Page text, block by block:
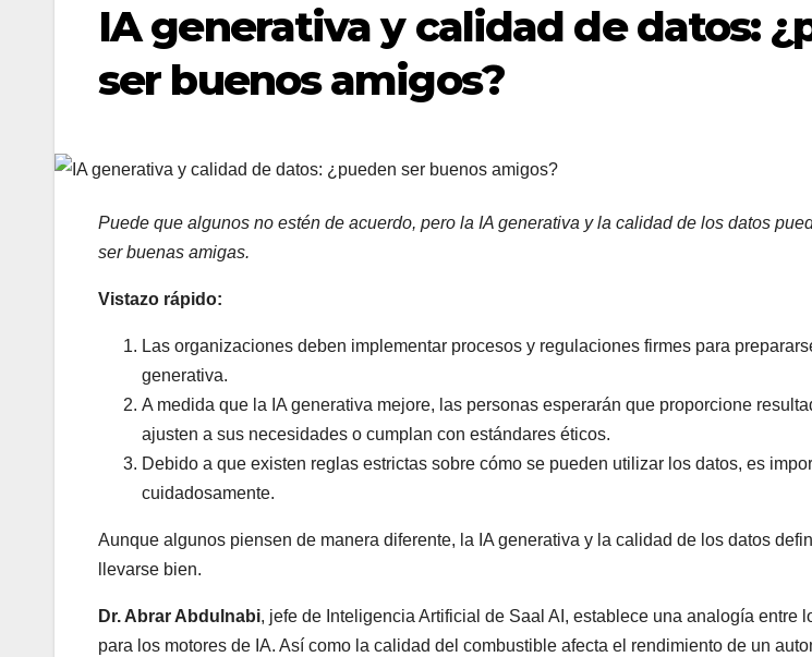
IA generativa y calidad de datos:
ser buenos amigos?
Puede que algunos no estén de acuerdo, pero la IA generativa y la calidad de los datos
ser buenas amigas.
Vistazo rápido:
Las organizaciones deben implementar procesos y regulaciones firmes para
generativa.
A medida que la IA generativa mejore, las personas esperarán que proporcione
ajusten a sus necesidades o cumplan con estándares éticos.
Debido a que existen reglas estrictas sobre cómo se pueden utilizar los datos, es
cuidadosamente.
Aunque algunos piensen de manera diferente, la IA generativa y la calidad de los datos
llevarse bien.
Dr. Abrar Abdulnabi, jefe de Inteligencia Artificial de Saal AI, establece una analogía entre
para los motores de IA. Así como la calidad del combustible afecta el rendimiento de un